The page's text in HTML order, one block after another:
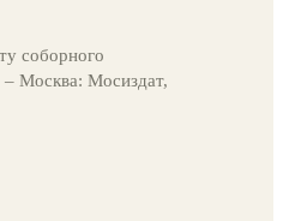
соборного
– Москва: Мосиздат,